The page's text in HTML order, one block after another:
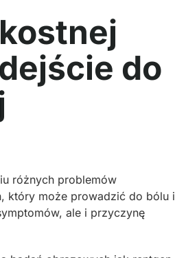
do
różnych problemów
który może prowadzić do bólu i
ale i przyczynę